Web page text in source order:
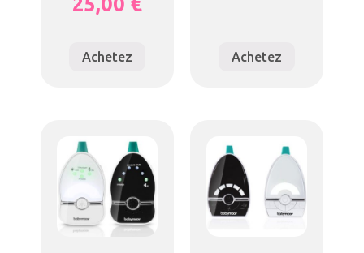
Achetez Achetez